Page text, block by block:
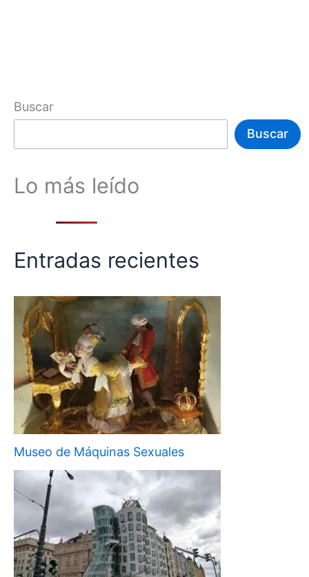
Buscar
Buscar
Lo más leído
Entradas recientes
Museo de Máquinas Sexuales